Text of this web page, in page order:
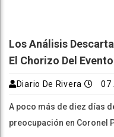
Los Análisis
El Chorizo Del
Diario De Rivera 07
A poco más de diez días
preocupación en Coronel